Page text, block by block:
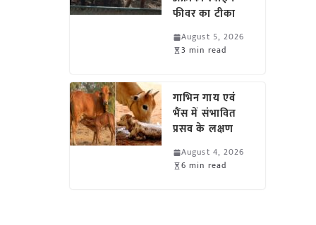
फीवर का टीका
August 5, 2026
3 min read
गाभिन गाय एवं
भैंस में संभावित
प्रसव के लक्षण
August 4, 2026
6 min read